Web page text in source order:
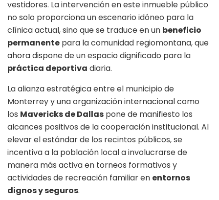
vestidores. La intervención en este inmueble público
no solo proporciona un escenario idóneo para la
clínica actual, sino que se traduce en un beneficio
permanente para la comunidad regiomontana, que
ahora dispone de un espacio dignificado para la
práctica deportiva diaria.
La alianza estratégica entre el municipio de
Monterrey y una organización internacional como
los Mavericks de Dallas pone de manifiesto los
alcances positivos de la cooperación institucional. Al
elevar el estándar de los recintos públicos, se
incentiva a la población local a involucrarse de
manera más activa en torneos formativos y
actividades de recreación familiar en entornos
dignos y seguros.